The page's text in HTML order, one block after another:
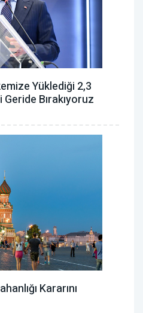
Yüklediği 2,3
Bırakıyoruz
Kararını